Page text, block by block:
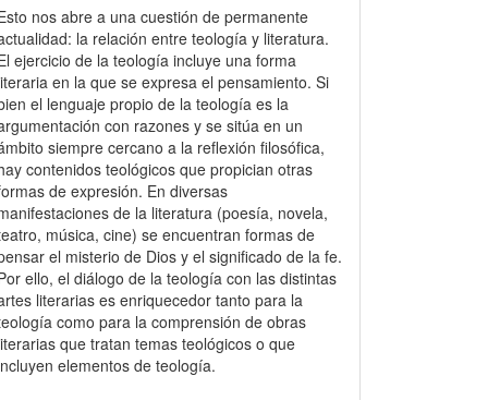
nos abre a una cuestión de permanente
la relación entre teología y literatura.
ejercicio de la teología incluye una forma
en la que se expresa el pensamiento. Si
el lenguaje propio de la teología es la
con razones y se sitúa en un
siempre cercano a la reflexión filosófica,
contenidos teológicos que propician otras
de expresión. En diversas
de la literatura (poesía, novela,
música, cine) se encuentran formas de
el misterio de Dios y el significado de la fe.
ello, el diálogo de la teología con las distintas
literarias es enriquecedor tanto para la
como para la comprensión de obras
que tratan temas teológicos o que
elementos de teología.